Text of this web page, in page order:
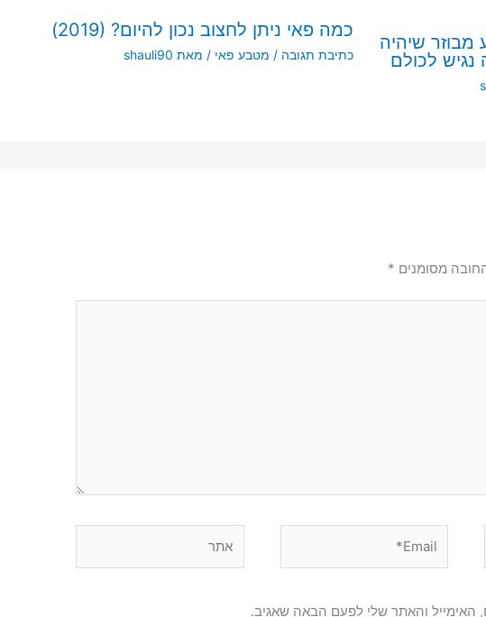
שיהיה
נגיש לכולם
כמה פאי ניתן לחצוב נכון להיום? (2019)
כתיבת תגובה / מטבע פאי / מאת shauli90
מסומנים *
והאתר שלי לפעם הבאה שאגיב.